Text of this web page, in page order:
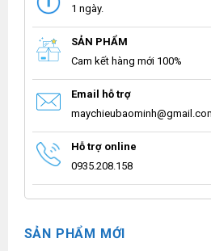
1 ngày.
SẢN PHẨM
Cam kết hàng mới 100%
Email hỗ trợ
Hỗ trợ online
0935.208.158
SẢN PHẨM MỚI